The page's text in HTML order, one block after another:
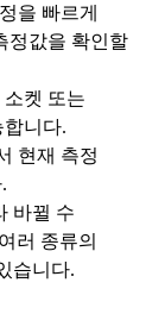
을 빠르게
정값을 확인할
소켓 또는
니다.
현재 측정
바뀔 수
러 종류의
습니다.